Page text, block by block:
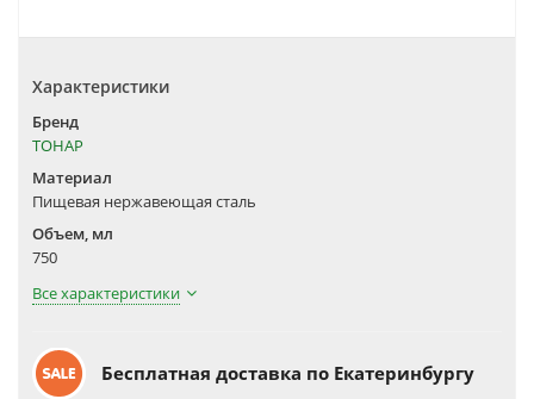
Характеристики
Бренд
ТОНАР
Материал
Пищевая нержавеющая сталь
Объем, мл
750
Все характеристики
Бесплатная доставка по Екатеринбургу